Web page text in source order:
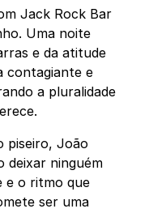
Jack Rock Bar
Uma noite
e da atitude
contagiante e
a pluralidade
piseiro, João
deixar ninguém
e o ritmo que
ser uma